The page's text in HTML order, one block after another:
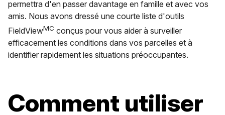
permettra d'en passer davantage en famille et avec vos
amis. Nous avons dressé une courte liste d'outils
FieldViewMC conçus pour vous aider à surveiller
efficacement les conditions dans vos parcelles et à
identifier rapidement les situations préoccupantes.
Comment utiliser